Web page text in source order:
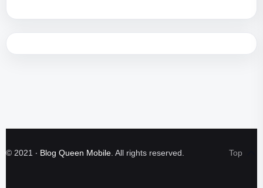
© 2021 ‧ Blog Queen Mobile . All rights reserved.